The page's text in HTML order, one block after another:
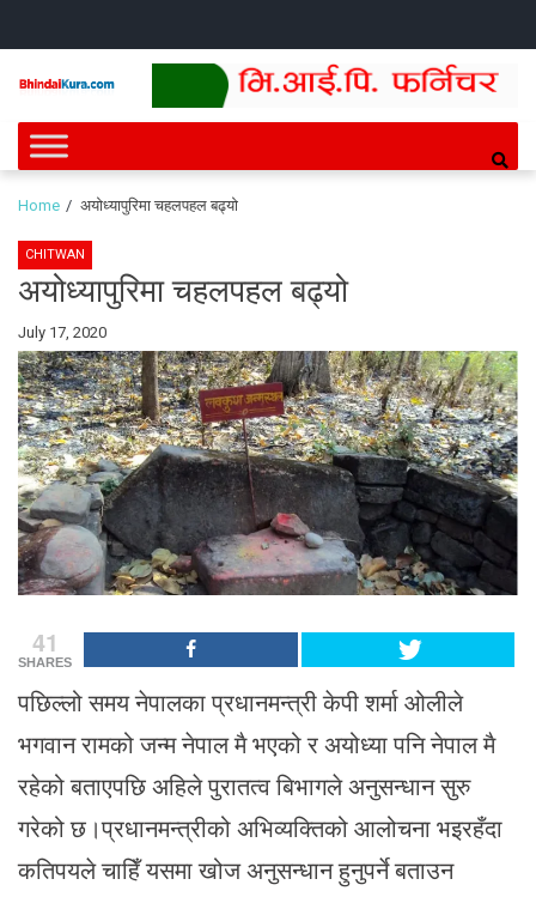
Bhindai Kura
News and entertainment.
Home अयोध्यापुरिमा चहलपहल बढ्यो
CHITWAN
अयोध्यापुरिमा चहलपहल बढ्यो
By
Bhindai
Kura
July 17, 2020
41
SHARES
पछिल्लो समय नेपालका प्रधानमन्त्री केपी शर्मा ओलीले
भगवान रामको जन्म नेपाल मै भएको र अयोध्या पनि नेपाल मै
रहेको बताएपछि अहिले पुरातत्व बिभागले अनुसन्धान सुरु
गरेको छ।प्रधानमन्त्रीको अभिव्यक्तिको आलोचना भइरहँदा
कतिपयले चाहिँ यसमा खोज अनुसन्धान हुनुपर्ने बताउन